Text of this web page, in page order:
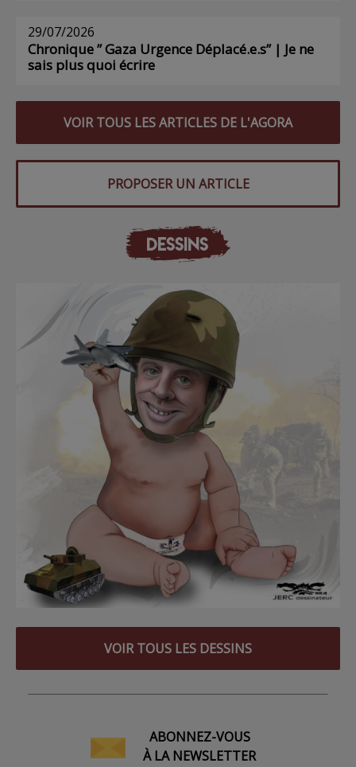
29/07/2026
Chronique ” Gaza Urgence Déplacé.e.s” | Je ne
sais plus quoi écrire
VOIR TOUS LES ARTICLES DE L'AGORA
PROPOSER UN ARTICLE
DESSINS
VOIR TOUS LES DESSINS
ABONNEZ-VOUS
À LA NEWSLETTER